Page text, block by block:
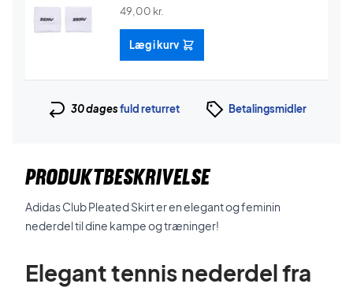
49,00 kr.
Læg i kurv
30 dagesfuld returret Betalingsmidler
PRODUKTBESKRIVELSE
Adidas Club Pleated Skirt er en elegant og feminin
nederdel til dine kampe og træninger!
Elegant tennis nederdel fra